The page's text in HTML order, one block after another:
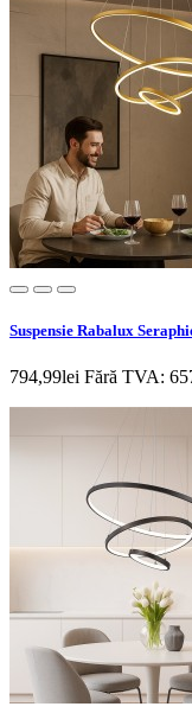
Suspensie Rabalux
794,99lei Fără TVA: